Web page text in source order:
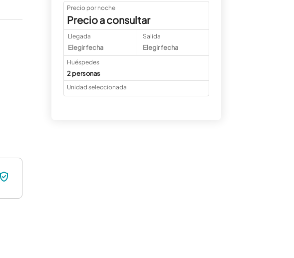
Precio por noche
Precio a consultar
Llegada
Elegir fecha
Salida
Elegir fecha
Huéspedes
2 personas
Unidad seleccionada